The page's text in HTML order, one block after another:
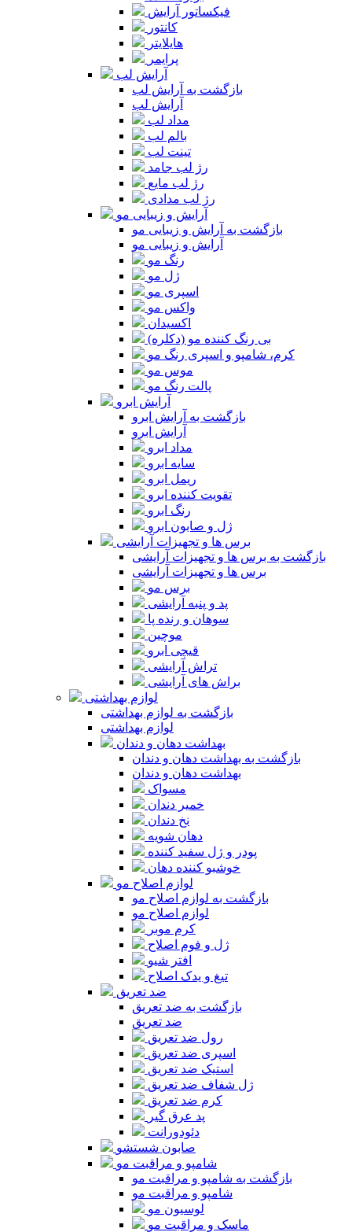
فیکساتور آرایش
کانتور
هایلایتر
پرایمر
آرایش لب
بازگشت به آرایش لب
آرایش لب
مداد لب
بالم لب
تینت لب
رژ لب جامد
رژ لب مایع
رژ لب مدادی
آرایش و زیبایی مو
بازگشت به آرایش و زیبایی مو
آرایش و زیبایی مو
رنگ مو
ژل مو
اسپری مو
واکس مو
اکسیدان
بی رنگ کننده مو (دکلره)
کرم، شامپو و اسپری رنگ مو
موس مو
پالت رنگ مو
آرایش ابرو
بازگشت به آرایش ابرو
آرایش ابرو
مداد ابرو
سایه ابرو
ریمل ابرو
تقویت کننده ابرو
رنگ ابرو
ژل و صابون ابرو
برس ها و تجهیزات آرایشی
بازگشت به برس ها و تجهیزات آرایشی
برس ها و تجهیزات آرایشی
برس مو
پد و پنبه آرایشی
سوهان و رنده پا
موچین
قیچی ابرو
تراش آرایشی
براش های آرایشی
لوازم بهداشتی
بازگشت به لوازم بهداشتی
لوازم بهداشتی
بهداشت دهان و دندان
بازگشت به بهداشت دهان و دندان
بهداشت دهان و دندان
مسواک
خمیر دندان
نخ دندان
دهان شویه
پودر و ژل سفید کننده
خوشبو کننده دهان
لوازم اصلاح مو
بازگشت به لوازم اصلاح مو
لوازم اصلاح مو
کرم موبر
ژل و فوم اصلاح
افتر شیو
تیغ و یدک اصلاح
ضد تعریق
بازگشت به ضد تعریق
ضد تعریق
رول ضد تعریق
اسپری ضد تعریق
استیک ضد تعریق
ژل شفاف ضد تعریق
کرم ضد تعریق
پد عرق گیر
دئودورانت
صابون شستشو
شامپو و مراقبت مو
بازگشت به شامپو و مراقبت مو
شامپو و مراقبت مو
لوسیون مو
ماسک و مراقبت مو